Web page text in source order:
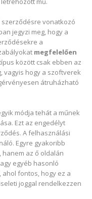
vonatkozó
jegyzi meg, hogy a
a
megfelelően
között csak ebben az
vagyis hogy a szoftverek
átruházható
módja tehát a műnek
Ezt az engedélyt
A felhasználási
Egyre gyakoribb
hanem az ő oldalán
egyéb hasonló
fontos, hogy ez a
joggal rendelkezzen